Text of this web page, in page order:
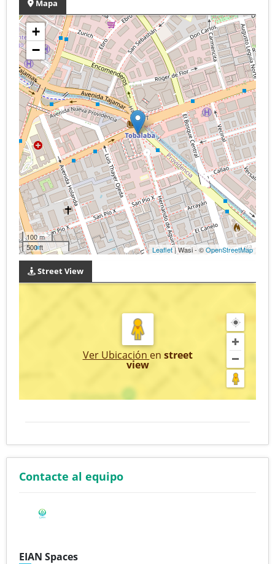
Mapa
+
−
100 m
500 ft
Leaflet| Wasi - ©OpenStreetMap
Street View
Ver Ubicación en street
view
Contacte al equipo
EIAN Spaces